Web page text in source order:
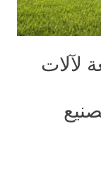
لآلات